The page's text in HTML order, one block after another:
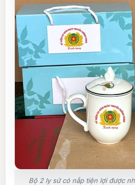
Bộ 2 ly sứ có nắp tiện lợi được